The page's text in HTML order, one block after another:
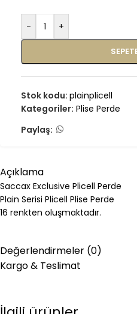
- +
Stok kodu: plainplicell
Kategoriler: Plise Perde
Paylaş:
Açıklama
Saccax Exclusive Plicell Perde
Plain Serisi Plicell Plise Perde
16 renkten oluşmaktadır.
Değerlendirmeler (0)
Kargo & Teslimat